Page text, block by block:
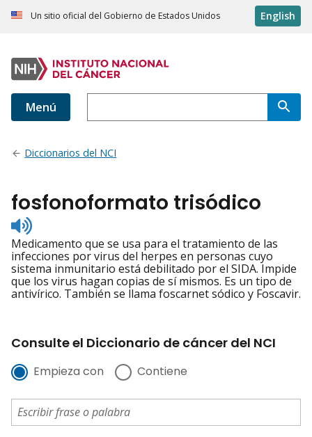
Un sitio oficial del Gobierno de Estados Unidos English
Menú
Diccionarios del NCI
fosfonoformato trisódico
Listen
to
pronunciation
Medicamento que se usa para el tratamiento de las
infecciones por virus del herpes en personas cuyo
sistema inmunitario está debilitado por el SIDA. Impide
que los virus hagan copias de sí mismos. Es un tipo de
antivírico. También se llama foscarnet sódico y Foscavir.
Consulte el Diccionario de cáncer del NCI
Empieza con Contiene